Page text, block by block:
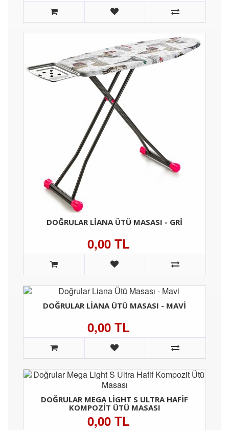
DOĞRULAR LIANA ÜTÜ MASASI - GRI
0,00 TL
DOĞRULAR LIANA ÜTÜ MASASI - MAVI
0,00 TL
DOĞRULAR MEGA LIGHT S ULTRA HAFIF
KOMPOZIT ÜTÜ MASASI
0,00 TL